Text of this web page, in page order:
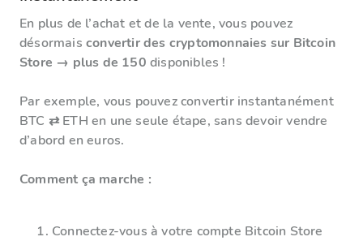
En plus de l’achat et de la vente, vous pouvez
désormais convertir des cryptomonnaies sur Bitcoin
Store → plus de 150 disponibles !
Par exemple, vous pouvez convertir instantanément
BTC ⇄ ETH en une seule étape, sans devoir vendre
d’abord en euros.
Comment ça marche :
Connectez-vous à votre compte Bitcoin Store